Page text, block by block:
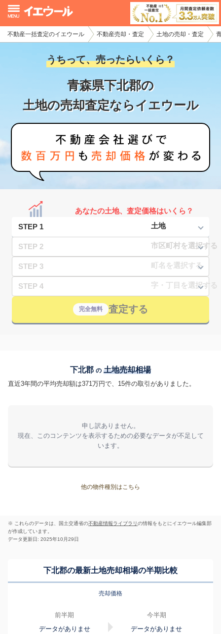
不動産一括査定のイエウール 不動産売却・査定 土地の売却・査定
うちって、売ったらいくら？
青森県下北郡の
土地の売却査定ならイエウール
あなたの土地、査定価格はいくら？
STEP 1
STEP 2
STEP 3
STEP 4
完全無料 査定する
下北郡 の 土地売却相場
直近3年間の平均売却額は371万円で、15件の取引がありました。
申し訳ありません。
現在、このコンテンツを表示するための必要なデータが不足して
います。
他の物件種別はこちら
※ これらのデータは、国土交通省の不動産情報ライブラリの情報をもとにイエウール編集部
が作成しています。
データ更新日: 2025年10月29日
下北郡の最新土地売却相場の半期比較
売却価格
前半期
データがありませ
今半期
データがありませ
イエウール加盟希望の不動産会社様
初めての方へ
不動産の売却・一括査定
家査定シミュレーター
お問い合わせ